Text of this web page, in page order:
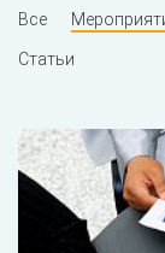
КОМПАНИЯ
НОВОСТИ
ОБРАТНАЯ
Все
Статьи